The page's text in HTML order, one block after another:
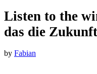
Listen to the
das die
by Fabian